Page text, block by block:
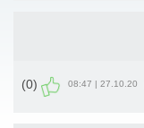
27.10.20 | 08:47
(0)